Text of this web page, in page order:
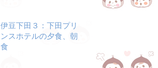
伊豆下田３：下田プリ
ンスホテルの夕食、朝
食